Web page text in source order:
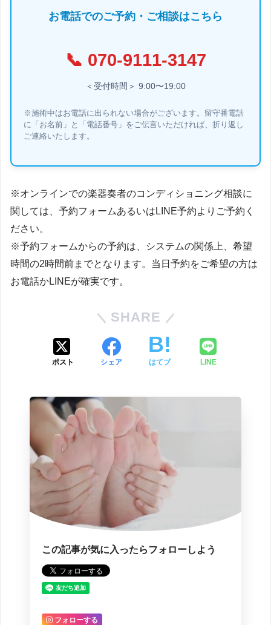
お電話でのご予約・ご相談はこちら
📞 070-9111-3147
＜受付時間＞ 9:00〜19:00
※施術中はお電話に出られない場合がございます。留守番電話
に「お名前」と「電話番号」をご伝言いただければ、折り返し
ご連絡いたします。
※オンラインでの楽器奏者のコンディショニング相談に
関しては、予約フォームあるいはLINE予約よりご予約く
ださい。
※予約フォームからの予約は、システムの関係上、希望
時間の2時間前までとなります。当日予約をご希望の方は
お電話かLINEが確実です。
SHARE
ポスト シェア はてブ LINE
この記事が気に入ったらフォローしよう
フォローする